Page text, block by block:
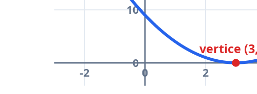
-2 0 2
0
10
vertice